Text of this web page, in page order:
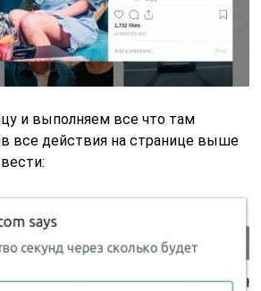
и выполняем все что там
все действия на странице выше